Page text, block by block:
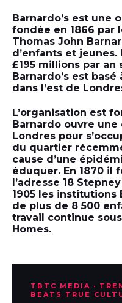
Barnardo’s est une
fondée en 1866 par
Thomas John
d’enfants et jeunes.
£195 millions par an
Barnardo’s est
dans l’est de
L’organisation est
Barnardo ouvre une
Londres pour
du quartier
cause d’une
éduquer. En 1870 il
l’adresse 18
1905 les institutions
de plus de 8 500
travail continue
Homes.
TBTC MEDIA ·
BEATS TRUE